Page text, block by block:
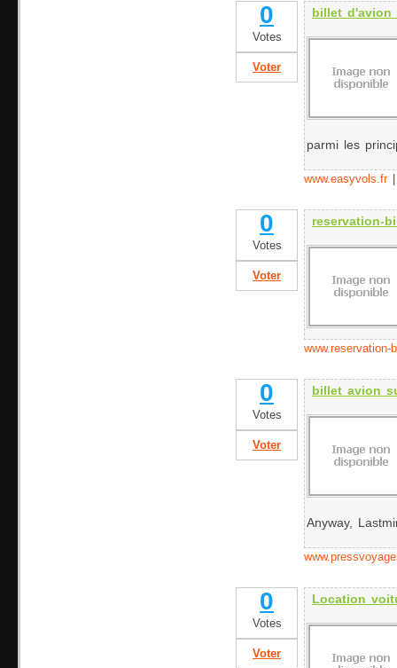
0
Votes
Voter
billet d'avion
parmi les
www.easyvols.fr
0
Votes
Voter
reservation-
www.reservation-
0
Votes
Voter
billet avion
Anyway,
0
Votes
Voter
Location